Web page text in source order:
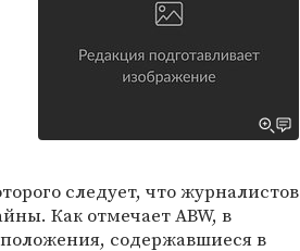
следует, что журналистов
Как отмечает ABW, в
содержавшиеся в